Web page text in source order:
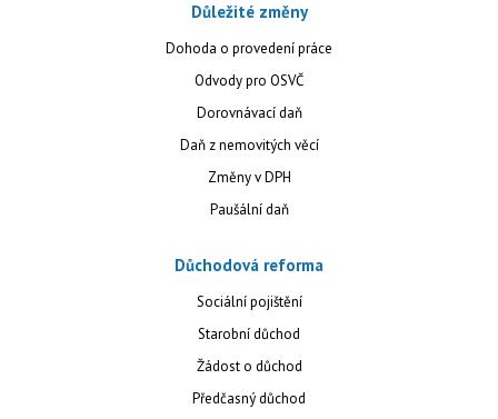
Důležité změny
Dohoda o provedení práce
Odvody pro OSVČ
Dorovnávací daň
Daň z nemovitých věcí
Změny v DPH
Paušální daň
Důchodová reforma
Sociální pojištění
Starobní důchod
Žádost o důchod
Předčasný důchod